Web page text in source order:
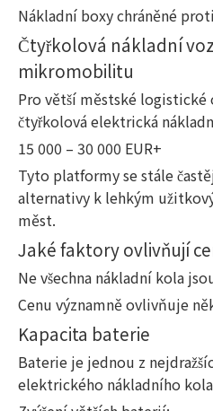
Nákladní boxy chráněné
Čtyřkolová nákladní
mikromobilitu
Pro větší městské logistické
čtyřkolová elektrická
15 000 – 30 000 EUR+
Tyto platformy se stále
alternativy k lehkým
měst.
Jaké faktory ovlivňují
Ne všechna nákladní kola
Cenu významně ovlivňuje
Kapacita baterie
Baterie je jednou z
elektrického nákladního